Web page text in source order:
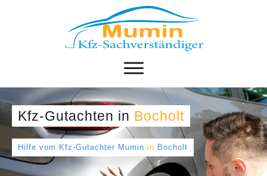
Kfz-Gutachten in Bocholt
Hilfe vom Kfz-Gutachter Mumin in Bocholt